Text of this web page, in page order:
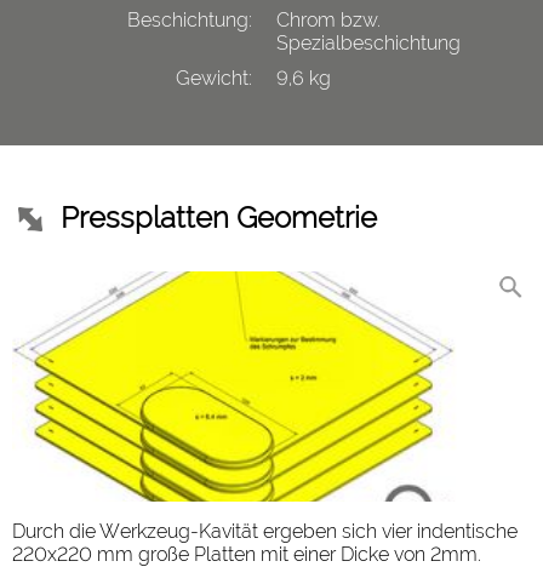
Beschichtung:
Chrom bzw.
Spezialbeschichtung
Gewicht:
9,6 kg
Pressplatten Geometrie
Durch die Werkzeug-Kavität ergeben sich vier indentische
220x220 mm große Platten mit einer Dicke von 2mm.